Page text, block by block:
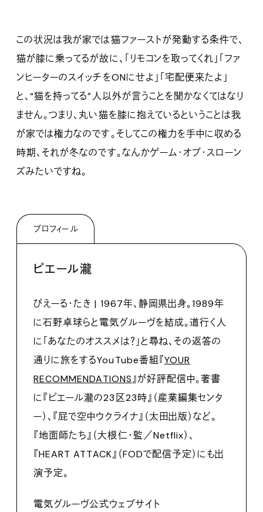
この状況は我が家では猫ファーストが発動する条件で、
猫が膝に乗ってるが故に、「リモコンを取ってくれ」「ファ
ンヒーターのスイッチをONにせよ」「宅配便来たよ」
と、“猫を持ってる”人以外が言うことを聞かなくてはなり
ません。つまり、丸い猫を膝に抱えているということは我
が家では権力なのです。そしてこの権力を手中に収める
時期、それが冬なのです。なんかゲーム・オブ・スローン
ズみたいですね。
プロフィール
ピエール瀧
ぴえーる・たき | 1967年、静岡県出身。1989年
に石野卓球らと電気グルーヴを結成。道行く人
に「あなたのオススメは？」と尋ね、その返答の
通りに旅をするYouTube番組『YOUR
RECOMMENDATIONS』が好評配信中。著書
に『ピエール瀧の23区23時』（産業編集センタ
ー）、『屁で空中ウクライナ』（太田出版）など。
『地面師たち』（大根仁・監／Netflix）、
『HEART ATTACK』（FODで配信予定）にも出
演予定。
電気グルーヴ公式ウェブサイト